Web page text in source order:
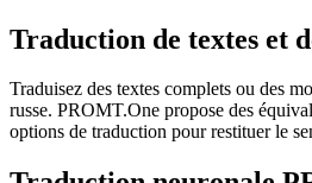
Traduction de textes et
Traduisez des textes complets ou des
russe. PROMT.One propose des
options de traduction pour restituer le